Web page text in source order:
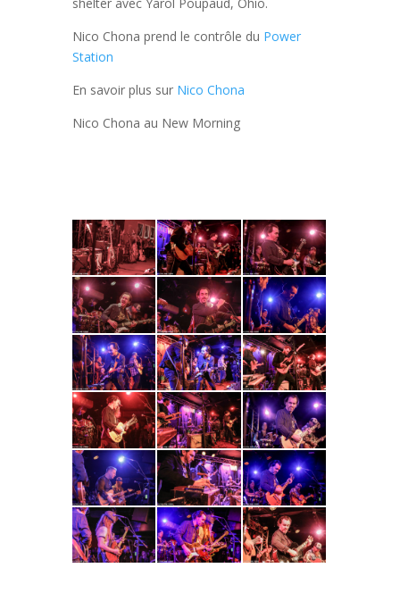
Nico Chona prend le contrôle du Power
Station
En savoir plus sur Nico Chona
Nico Chona au New Morning